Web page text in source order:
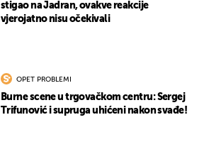
stigao na Jadran, ovakve reakcije
vjerojatno nisu očekivali
OPET PROBLEMI
Burne scene u trgovačkom centru: Sergej
Trifunović i supruga uhićeni nakon svađe!